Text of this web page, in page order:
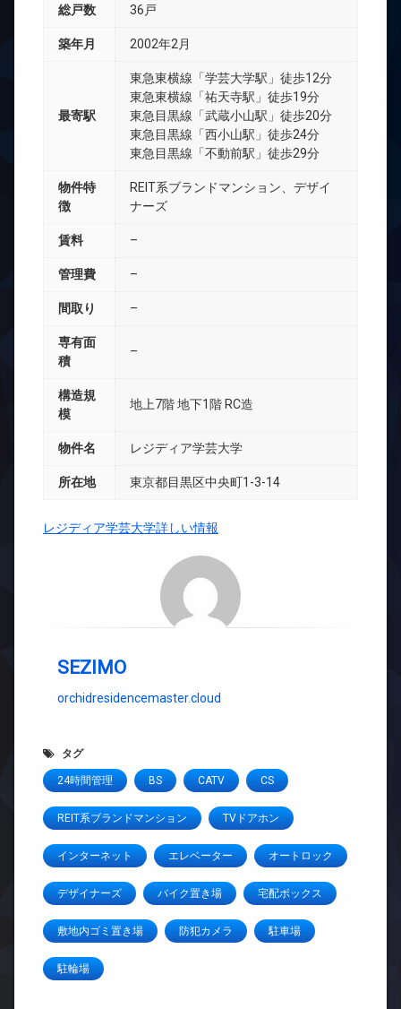
総戸数 36戸
築年月 2002年2月
最寄駅
東急東横線「学芸大学駅」徒歩12分
東急東横線「祐天寺駅」徒歩19分
東急目黒線「武蔵小山駅」徒歩20分
東急目黒線「西小山駅」徒歩24分
東急目黒線「不動前駅」徒歩29分
物件特
徴
REIT系ブランドマンション、デザイ
ナーズ
賃料 –
管理費 –
間取り –
専有面
積
–
構造規
模
地上7階 地下1階 RC造
物件名 レジディア学芸大学
所在地 東京都目黒区中央町1-3-14
レジディア学芸大学詳しい情報
SEZIMO
orchidresidencemaster.cloud
タグ
24時間管理 BS CATV CS
REIT系ブランドマンション TVドアホン
インターネット エレベーター オートロック
デザイナーズ バイク置き場 宅配ボックス
敷地内ゴミ置き場 防犯カメラ 駐車場
駐輪場